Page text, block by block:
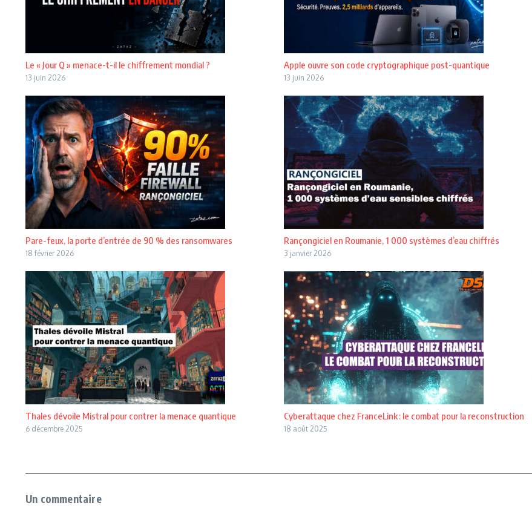
Le « Jour Q » menace-t-il le chiffrement mondial ?
13 juin 2026
Apple ouvre son code cryptographique post-quantique
13 juin 2026
Pare-feux, la porte d’entrée de 90 % des ransomwares
18 février 2026
Rançongiciel en Roumanie, 1 000 systèmes d’eau chiffrés
3 janvier 2026
Thales dévoile Mistral pour contrer la menace quantique
6 décembre 2025
Cyberattaque chez FranceLink : le combat pour la reconstruction
18 août 2025
Un commentaire